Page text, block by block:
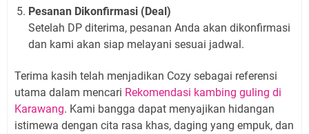
Pesanan Dikonfirmasi (Deal)
Setelah DP diterima, pesanan Anda akan dikonfirmasi
dan kami akan siap melayani sesuai jadwal.
Terima kasih telah menjadikan Cozy sebagai referensi
utama dalam mencari Rekomendasi kambing guling di
Karawang. Kami bangga dapat menyajikan hidangan
istimewa dengan cita rasa khas, daging yang empuk, dan